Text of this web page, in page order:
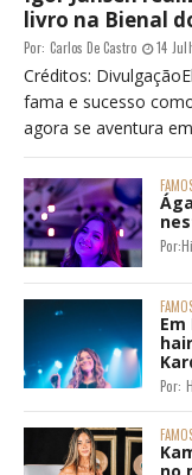
livro na Bienal
Por: Carlos De Castro 14
Créditos:
fama e sucesso
agora se aventura
Por:
Por:
no